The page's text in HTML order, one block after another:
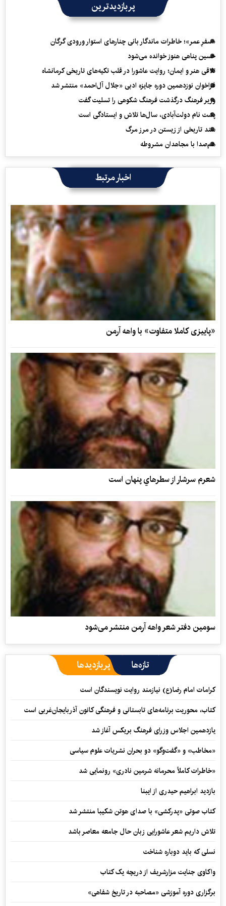
پربازدیدترین
«سفرِ عمر»؛ خاطرات ماندگار بانی چنارهای استوار ورودی گرگان
حسین پناهی هنوز خوانده می‌شود
تلاقی هنر و ایمان؛ روایت عاشورا در قلب تکیه‌های تاریخی کرمانشاه
فراخوان نوزدهمین دوره جایزه ادبی «جلال آل‌احمد» منتشر شد
وزیر فرهنگ درگذشت فرهنگ شکوهی را تسلیت گفت
پشت نام دولت‌آبادی، سال‌ها تلاش و ایستادگی است
سند تاریخی از زیستن در مرز مرگ
هم‌صدا با مجاهدان مشروطه
اخبار مرتبط
«پاييزی كاملا متفاوت» با واهه آرمن
شعرم سرشار از سطرهاي پنهان است
سومین دفتر شعر واهه آرمن منتشر می‌شود
تازه‌ها پربازدیدها
کرامات امام رضا(ع) نیازمند روایت نویسندگان است
کتاب، محوریت برنامه‌های تابستانی و فرهنگی کانون آذربایجان‌غربی است
یازدهمین اجلاس وزرای فرهنگ بریکس آغاز شد
«مخاطب» و «گفت‌وگو» دو بحران نشریات علوم سیاسی
«خاطرات کاملاً محرمانه شرمین نادری» رونمایی شد
بازدید ابراهیم حیدری از ایبنا
کتاب صوتی «پدرکشی» با صدای هوتن شکیبا منتشر شد
تلاش داریم شعر عاشورایی زبان حال جامعه معاصر باشد
نسلی که باید دوباره شناخت
واکاوی جنایت مزارشریف از دریچه یک کتاب
برگزاری دوره آموزشی «مصاحبه در تاریخ شفاهی»